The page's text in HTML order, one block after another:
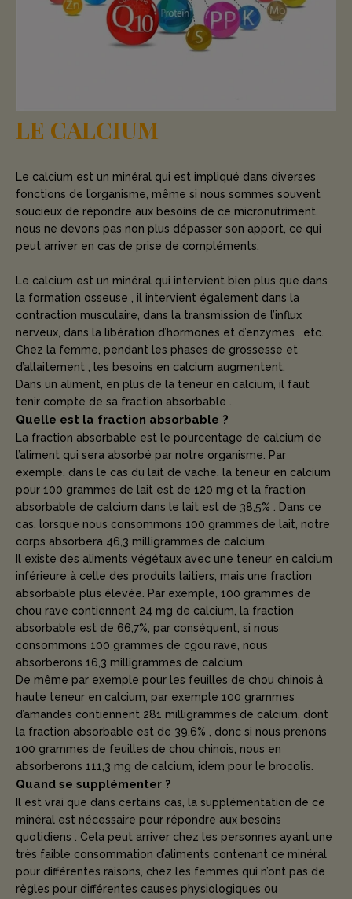
LE CALCIUM
Le calcium est un minéral qui est impliqué dans diverses
fonctions de l’organisme, même si nous sommes souvent
soucieux de répondre aux besoins de ce micronutriment,
nous ne devons pas non plus dépasser son apport, ce qui
peut arriver en cas de prise de compléments.
Le calcium est un minéral qui intervient bien plus que dans
la formation osseuse , il intervient également dans la
contraction musculaire, dans la transmission de l’influx
nerveux, dans la libération d’hormones et d’enzymes , etc.
Chez la femme, pendant les phases de grossesse et
d’allaitement , les besoins en calcium augmentent.
Dans un aliment, en plus de la teneur en calcium, il faut
tenir compte de sa fraction absorbable .
Quelle est la fraction absorbable ?
La fraction absorbable est le pourcentage de calcium de
l’aliment qui sera absorbé par notre organisme. Par
exemple, dans le cas du lait de vache, la teneur en calcium
pour 100 grammes de lait est de 120 mg et la fraction
absorbable de calcium dans le lait est de 38,5% . Dans ce
cas, lorsque nous consommons 100 grammes de lait, notre
corps absorbera 46,3 milligrammes de calcium.
Il existe des aliments végétaux avec une teneur en calcium
inférieure à celle des produits laitiers, mais une fraction
absorbable plus élevée. Par exemple, 100 grammes de
chou rave contiennent 24 mg de calcium, la fraction
absorbable est de 66,7%, par conséquent, si nous
consommons 100 grammes de cgou rave, nous
absorberons 16,3 milligrammes de calcium.
De même par exemple pour les feuilles de chou chinois à
haute teneur en calcium, par exemple 100 grammes
d’amandes contiennent 281 milligrammes de calcium, dont
la fraction absorbable est de 39,6% , donc si nous prenons
100 grammes de feuilles de chou chinois, nous en
absorberons 111,3 mg de calcium, idem pour le brocolis.
Quand se supplémenter ?
Il est vrai que dans certains cas, la supplémentation de ce
minéral est nécessaire pour répondre aux besoins
quotidiens . Cela peut arriver chez les personnes ayant une
très faible consommation d’aliments contenant ce minéral
pour différentes raisons, chez les femmes qui n’ont pas de
règles pour différentes causes physiologiques ou